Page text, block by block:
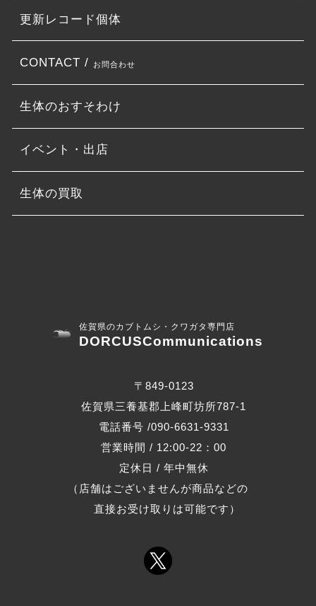
佐賀県のカブトムシ・クワガタ専門店
DORCUSCommunications
〒849-0123
佐賀県三養基郡上峰町坊所787-1
電話番号 /090-6631-9331
営業時間 / 12:00-22：00
定休日 / 年中無休
（店舗はございませんが商品などの
直接お受け取りは可能です）
更新レコード個体
CONTACT / お問合わせ
生体のおすそわけ
イベント・出店
生体の買取